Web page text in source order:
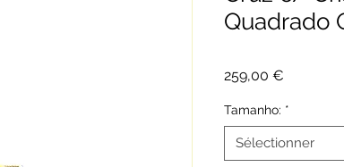
Quadrado
259,00 €
Tamanho: *
Sélectionner